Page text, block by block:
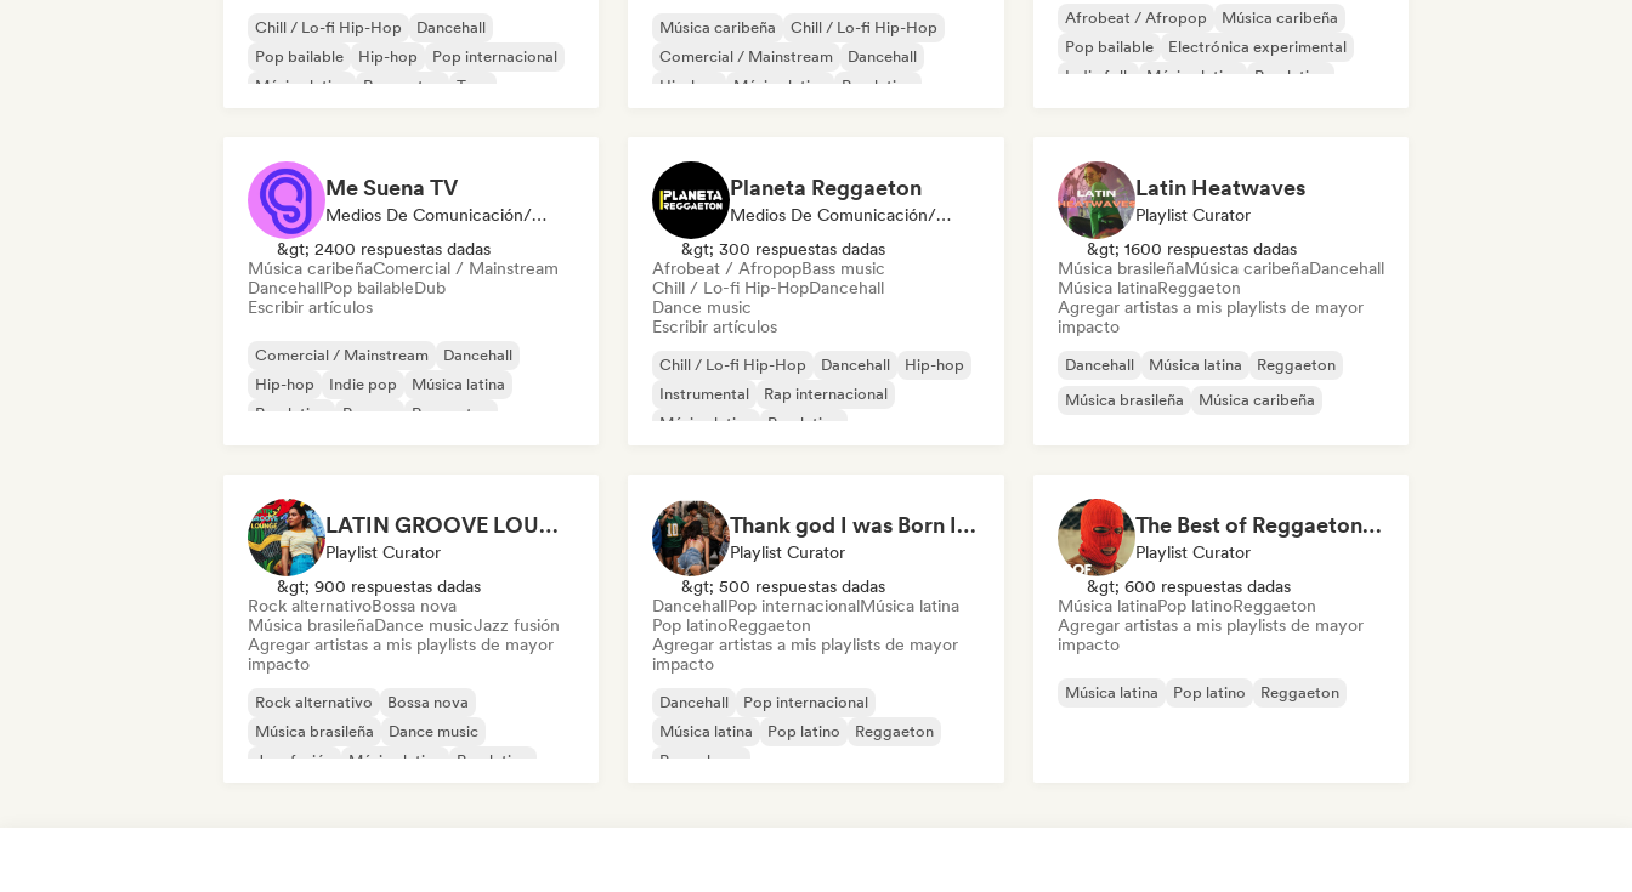
Chill / Lo-fi Hip-Hop
Dancehall
Pop bailable
Hip-hop
Pop internacional
Música latina
Reggaeton Trap
Música caribeña
Chill / Lo-fi Hip-Hop
Comercial / Mainstream
Dancehall
Hip-hop
Música latina
Pop latino
Afrobeat / Afropop
Música caribeña
Pop bailable
Electrónica experimental
Indie folk
Música latina
Pop latino
Me Suena TV
Medios De Comunicación/Periodista
&gt; 2400 respuestas dadas
Música caribeñaComercial / Mainstream
DancehallPop bailableDub
Escribir artículos
Comercial / Mainstream
Dancehall
Hip-hop
Indie pop
Música latina
Pop latino
Reggae Reggaeton
Planeta Reggaeton
Medios De Comunicación/Periodista
&gt; 300 respuestas dadas
Afrobeat / AfropopBass music
Chill / Lo-fi Hip-HopDancehall
Dance music
Escribir artículos
Chill / Lo-fi Hip-Hop Dancehall
Hip-hop
Instrumental
Rap internacional
Música latina
Pop latino
Latin Heatwaves
Playlist Curator
&gt; 1600 respuestas dadas
Música brasileñaMúsica caribeñaDancehall
Música latinaReggaeton
Agregar artistas a mis playlists de mayor
impacto
Dancehall Música latina
Reggaeton
Música brasileña
Música caribeña
LATIN GROOVE LOUNGE
Playlist Curator
&gt; 900 respuestas dadas
Rock alternativoBossa nova
Música brasileñaDance musicJazz fusión
Agregar artistas a mis playlists de mayor
impacto
Rock alternativo
Bossa nova
Música brasileña
Dance music
Jazz fusión
Música latina
Pop latino
Thank god I was Born In Latin America
Playlist Curator
&gt; 500 respuestas dadas
DancehallPop internacionalMúsica latina
Pop latinoReggaeton
Agregar artistas a mis playlists de mayor
impacto
Dancehall
Pop internacional
Música latina
Pop latino
Reggaeton
Pop urbano
The Best of Reggaeton & Latin Pop
Playlist Curator
&gt; 600 respuestas dadas
Música latinaPop latinoReggaeton
Agregar artistas a mis playlists de mayor
impacto
Música latina Pop latino Reggaeton